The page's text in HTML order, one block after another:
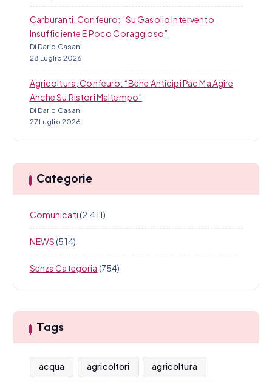
Carburanti, Confeuro: “Su Gasolio Intervento
Insufficiente E Poco Coraggioso”
Di Dario Casani
28 Luglio 2026
Agricoltura, Confeuro: “Bene Anticipi Pac Ma Agire
Anche Su Ristori Maltempo”
Di Dario Casani
27 Luglio 2026
Categorie
Comunicati(2.411)
NEWS(514)
Senza Categoria (754)
Tags
acqua agricoltori agricoltura